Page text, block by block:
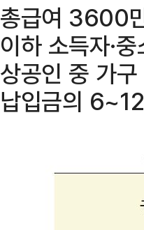
총급여 3600
이하 소득자·
상공인 중 가
납입금의